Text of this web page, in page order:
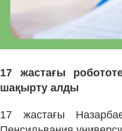
17 жастағы
шақырту алды
17 жастағы